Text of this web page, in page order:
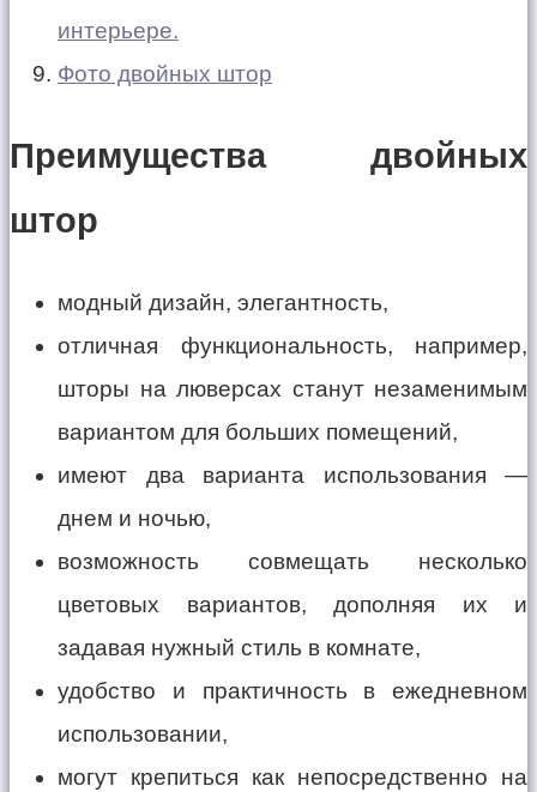
интерьере.
Фото двойных штор
Преимущества двойных
штор
модный дизайн, элегантность,
отличная функциональность, например,
шторы на люверсах станут незаменимым
вариантом для больших помещений,
имеют два варианта использования —
днем и ночью,
возможность совмещать несколько
цветовых вариантов, дополняя их и
задавая нужный стиль в комнате,
удобство и практичность в ежедневном
использовании,
могут крепиться как непосредственно на